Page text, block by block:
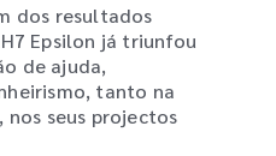
dos resultados
Epsilon já triunfou
de ajuda,
tanto na
seus projectos